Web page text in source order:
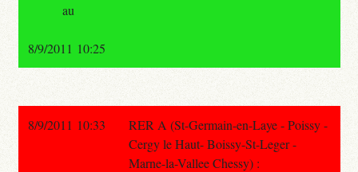
au
8/9/2011 10:25
8/9/2011 10:33
RER A (St-Germain-en-Laye - Poissy -
Cergy le Haut- Boissy-St-Leger -
Marne-la-Vallee Chessy) :